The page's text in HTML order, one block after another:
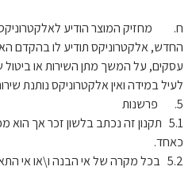
ח. מחזיק המוצר הודיע לאלקטרוניקס
עסקים, על המשך מתן השירות או ביטול
לעיל במידה ואין אלקטרוניקס נותנת
5. פרשנות
5.1 תקנון זה נכתב בלשון זכר אך הוא
כאחד.
5.2 בכל מקרה של אי הבנה ו\או אי